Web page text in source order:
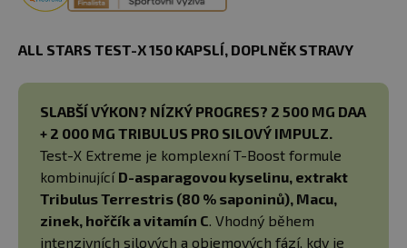
ALL STARS TEST-X 150 KAPSLÍ​, DOPLNĚK STRAVY
SLABŠÍ VÝKON? NÍZKÝ PROGRES? 2 500 MG DAA
+ 2 000 MG TRIBULUS PRO SILOVÝ IMPULZ.
Test-X Extreme je komplexní T-Boost formule
kombinující D-asparagovou kyselinu, extrakt
Tribulus Terrestris (80 % saponinů), Macu,
zinek, hořčík a vitamín C. Vhodný během
intenzivních silových a objemových fází, kdy je